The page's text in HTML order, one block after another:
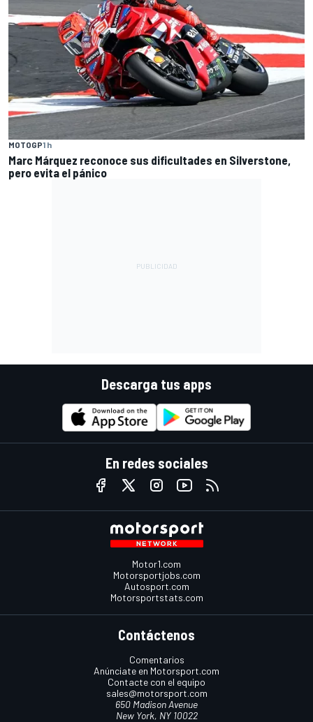
MOTOGP1 h
Marc Márquez reconoce sus dificultades en Silverstone,
pero evita el pánico
Descarga tus apps
En redes sociales
Motor1.com
Motorsportjobs.com
Autosport.com
Motorsportstats.com
Contáctenos
Comentarios
Anúnciate en Motorsport.com
Contacte con el equipo
sales@motorsport.com
650 Madison Avenue
New York, NY 10022